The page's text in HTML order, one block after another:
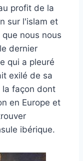
profit de la
sur l'islam et
nous nous
dernier
qui a pleuré
exilé de sa
la façon dont
en Europe et
ibérique.